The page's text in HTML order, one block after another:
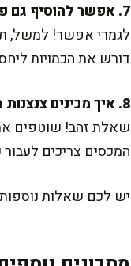
7. אפשר להוסיף גם פירות אחרים?
לגמרי אפשר! למשל,
דורש את הכמויות
8. איך מכינים צנצנות מעוקרות?
המכסים צריכים
יש לכם שאלות